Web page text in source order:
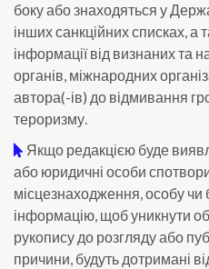
боку або знаходяться у
інших санкційних списках, а
інформації від визнаних та
органів, міжнародних
автора(-ів) до відмивання
тероризму.
Якщо редакцією буде
або юридичні особи
місцезнаходження, особу чи
інформацію, щоб уникнути
рукопису до розгляду або
причини, будуть дотримані